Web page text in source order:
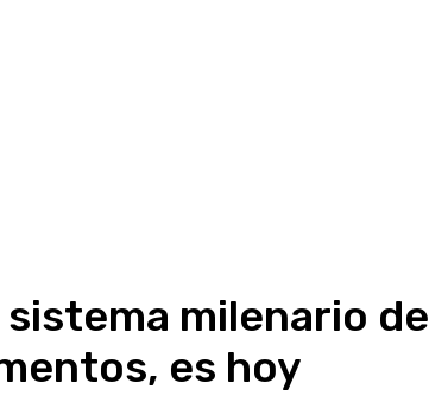
sistema milenario de
es hoy